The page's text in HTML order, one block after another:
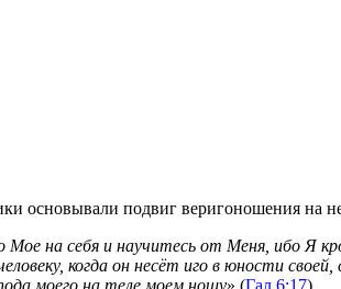
основывали подвиг веригоношения на
Мое на себя и научитесь от Меня, ибо Я
когда он несёт иго в юности
моего на теле моем ношу» (Гал. 6:17).